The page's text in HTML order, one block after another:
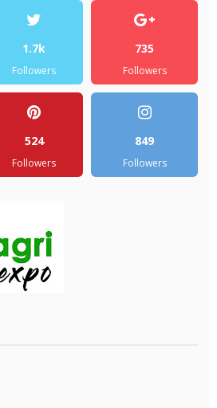
1.7k
Followers
735
Followers
524
Followers
849
Followers